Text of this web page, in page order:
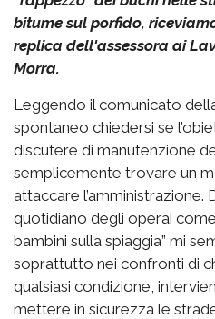
bitume sul porfido,
replica dell'assessora ai
Morra.
Leggendo il comunicato
spontaneo chiedersi se
discutere di manutenzione
semplicemente trovare un
attaccare l’amministrazione.
quotidiano degli operai
bambini sulla spiaggia” mi
soprattutto nei confronti di
qualsiasi condizione,
mettere in sicurezza le